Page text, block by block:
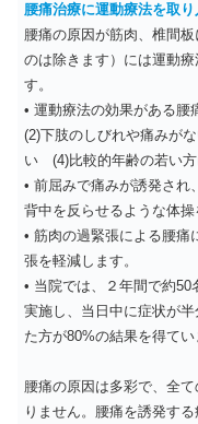
腰痛治療に運動療法を取
腰痛の原因が筋肉、椎間
のは除きます）には運動
す。
• 運動療法の効果がある
(2)下肢のしびれや痛みが
い (4)比較的年齢の若い方
• 前屈みで痛みが誘発され
背中を反らせるような体操
• 筋肉の過緊張による腰痛
張を軽減します。
• 当院では、２年間で約
実施し、当日中に症状が
た方が80%の結果を得てい
腰痛の原因は多彩で、全
りません。腰痛を誘発す